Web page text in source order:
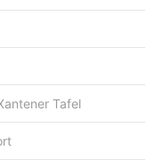
Tafel